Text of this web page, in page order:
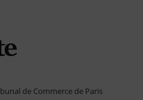
de Commerce de Paris